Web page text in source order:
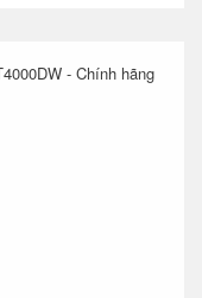
- Chính hãng